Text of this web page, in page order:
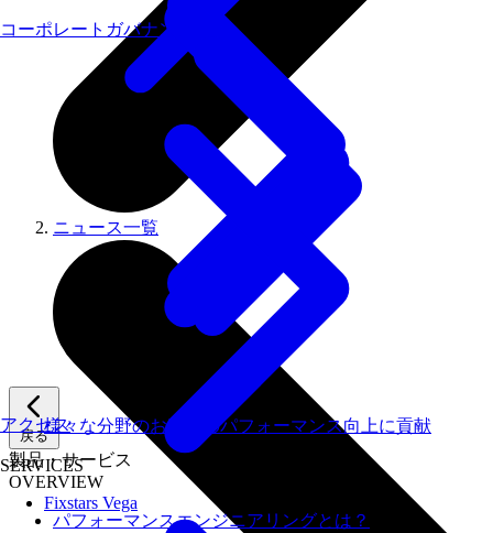
戻る
製品・サービス
OVERVIEW
パフォーマンスエンジニアリングとは？
アクセス様々な分野のお客様のパフォーマンス向上に貢献
SERVICES
Fixstars Vega
コーポレートガバナンス
ニュース一覧